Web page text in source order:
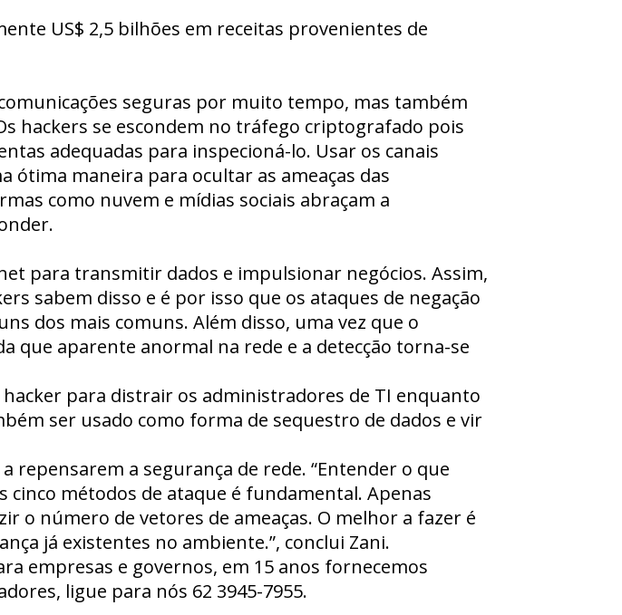
US$ 2,5 bilhões em receitas provenientes de
seguras por muito tempo, mas também
hackers se escondem no tráfego criptografado pois
adequadas para inspecioná-lo. Usar os canais
ótima maneira para ocultar as ameaças das
como nuvem e mídias sociais abraçam a
para transmitir dados e impulsionar negócios. Assim,
sabem disso e é por isso que os ataques de negação
dos mais comuns. Além disso, uma vez que o
que aparente anormal na rede e a detecção torna-se
para distrair os administradores de TI enquanto
ser usado como forma de sequestro de dados e vir
repensarem a segurança de rede. “Entender o que
métodos de ataque é fundamental. Apenas
o número de vetores de ameaças. O melhor a fazer é
já existentes no ambiente.”, conclui Zani.
empresas e governos, em 15 anos fornecemos
ligue para nós 62 3945-7955.